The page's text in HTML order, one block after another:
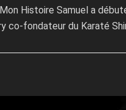
Histoire Samuel a
co-fondateur du Karaté